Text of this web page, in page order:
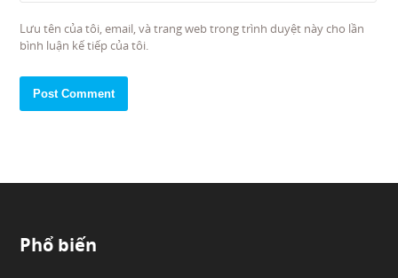
Lưu tên của tôi, email, và trang web trong trình duyệt này cho lần
bình luận kế tiếp của tôi.
Phổ biến